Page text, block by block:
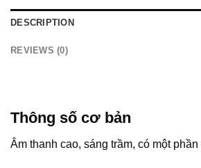
DESCRIPTION
REVIEWS (0)
Thông số cơ bản
Âm thanh cao, sáng trầm, có một